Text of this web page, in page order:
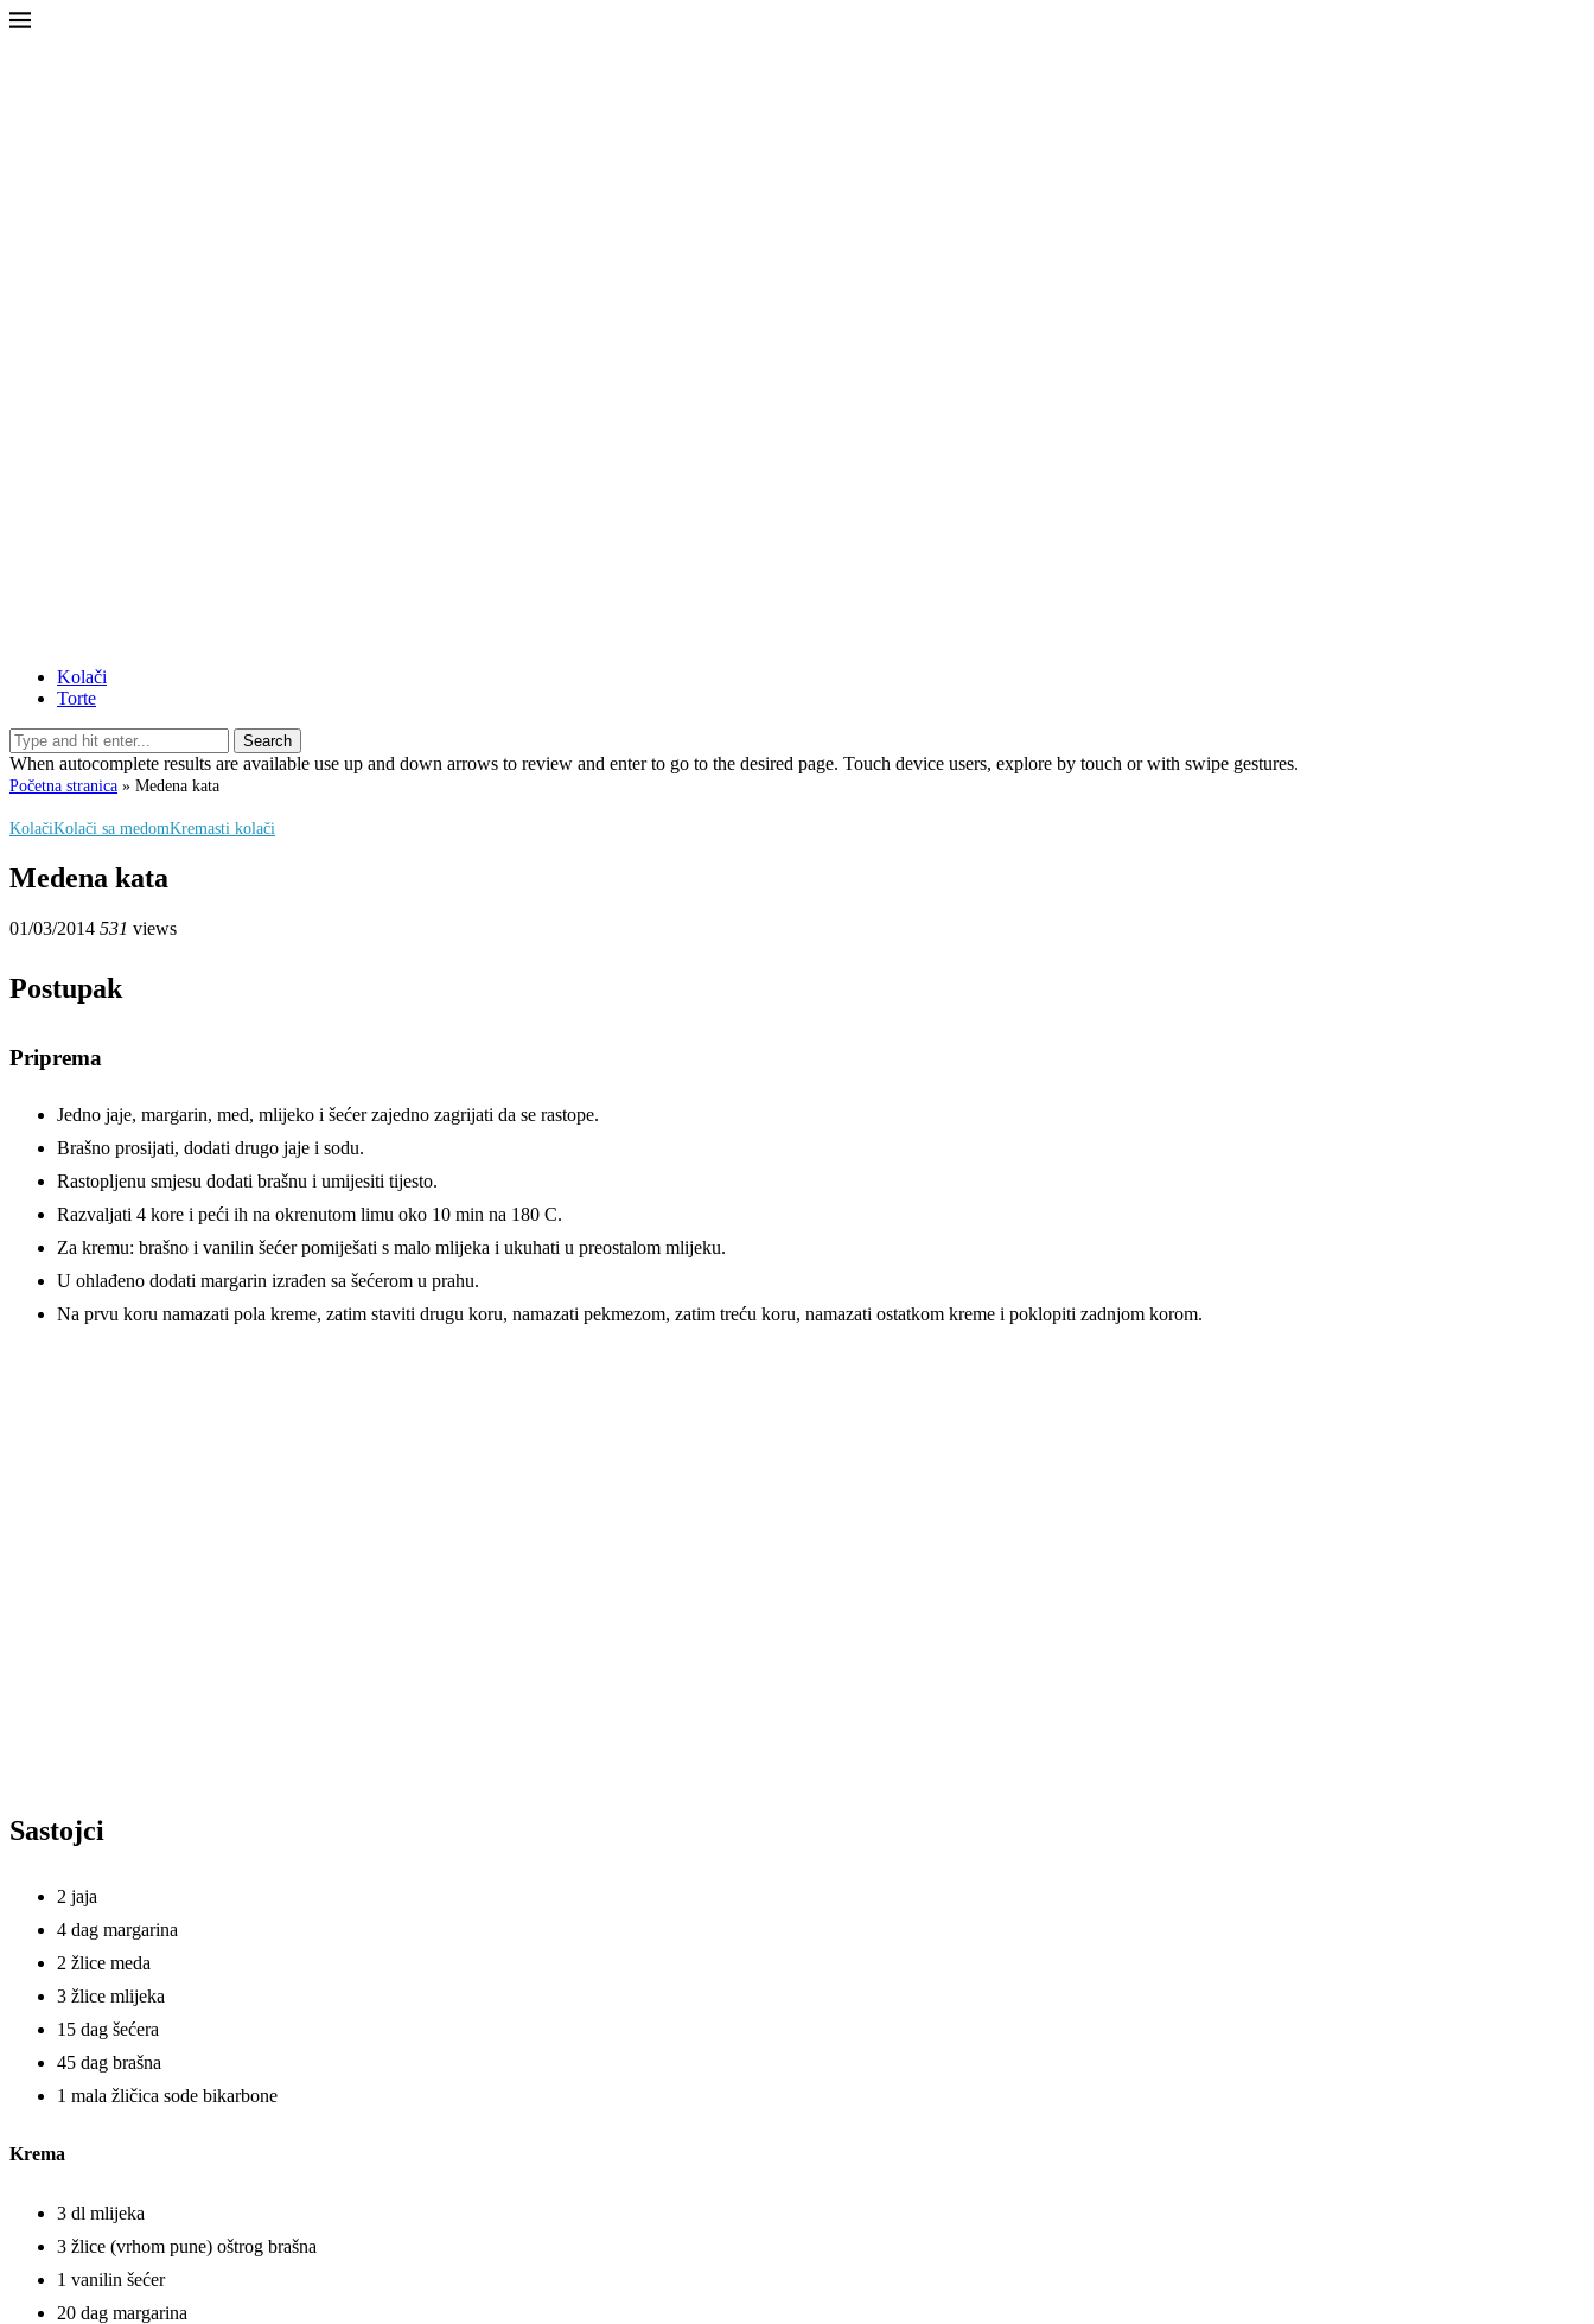
Kolači
Torte
Search
When autocomplete results are available use up and down arrows to review and enter to go to the desired page. Touch device users, explore by touch or with swipe gestures.
Početna stranica » Medena kata
KolačiKolači sa medomKremasti kolači
Medena kata
01/03/2014 531 views
Postupak
Priprema
Jedno jaje, margarin, med, mlijeko i šećer zajedno zagrijati da se rastope.
Brašno prosijati, dodati drugo jaje i sodu.
Rastopljenu smjesu dodati brašnu i umijesiti tijesto.
Razvaljati 4 kore i peći ih na okrenutom limu oko 10 min na 180 C.
Za kremu: brašno i vanilin šećer pomiješati s malo mlijeka i ukuhati u preostalom mlijeku.
U ohlađeno dodati margarin izrađen sa šećerom u prahu.
Na prvu koru namazati pola kreme, zatim staviti drugu koru, namazati pekmezom, zatim treću koru, namazati ostatkom kreme i poklopiti zadnjom korom.
Sastojci
2 jaja
4 dag margarina
2 žlice meda
3 žlice mlijeka
15 dag šećera
45 dag brašna
1 mala žličica sode bikarbone
Krema
3 dl mlijeka
3 žlice (vrhom pune) oštrog brašna
1 vanilin šećer
20 dag margarina